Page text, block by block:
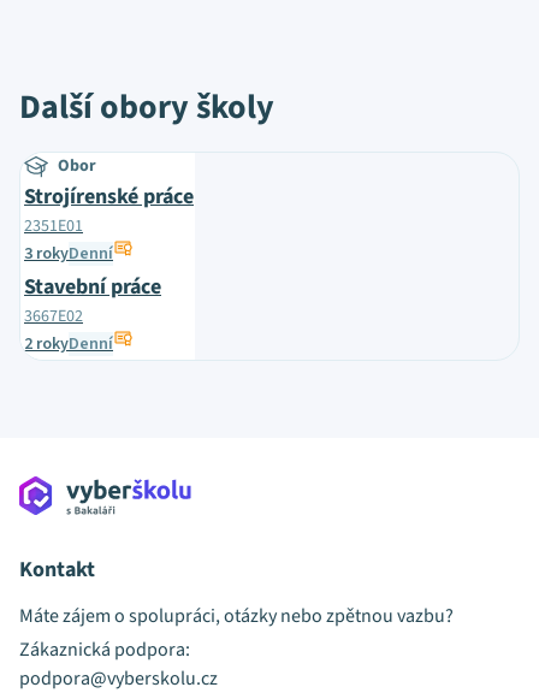
Další obory školy
Obor
Strojírenské práce
2351E01
3 rokyDenní
Stavební práce
3667E02
2 rokyDenní
Kontakt
Máte zájem o spolupráci, otázky nebo zpětnou vazbu?
Zákaznická podpora:
podpora@vyberskolu.cz